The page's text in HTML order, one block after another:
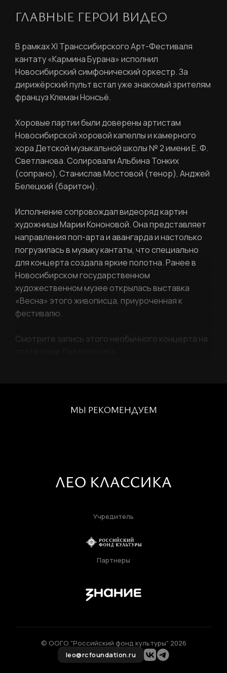
ГЛАВНЫЕ ГЕРОИ ВИДЕО
В рамках XI Транссибирского Арт-Фестиваля
кантату «Кармина Бурана» исполнил
Новосибирский симфонический оркестр. За
дирижёрский пульт встал уже знакомый зрителям
француз Клеман Нонсьё.
Хоровые партии были доверены артистам
Новосибирской хоровой капеллы и камерного
хора Детской музыкальной школы № 2 имени Е. Ф.
Светланова. Солировали Альбина Тонких
(сопрано), Станислав Мостовой (тенор), Анджей
Белецкий (баритон).
Исполнение сопровождал видеоряд картин
художницы Марии Кононовой. Она представляет
направления поп-арта и авангарда и настолько
погрузилась в музыку кантаты, что специально
для концерта создала яркие полотна. Ранее в
Новосибирском государственном
художественном музее открылась выставка
«Весна» этого живописца, приуроченная к
фестивалю.
Смотрите запись этого необычного концерта на
МЫ РЕКОМЕНДУЕМ
Учредитель
Партнеры
© ООГО "Российский фонд культуры" 2026
leo@rcfoundation.ru
Войти
Забыли пароль?
Регистрация
Задайте пароль
Повторите пароль
Нажимая кнопку «Отправить», вы
соглашаетесь с
правилами обработки
персональных данных
Отправить
Вход в личный кабинет
Вход в личный кабинет